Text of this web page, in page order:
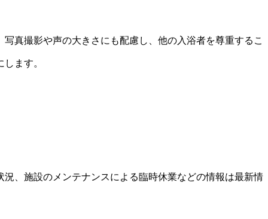
真撮影や声の大きさにも配慮し、他の入浴者を尊重するこ
ます。
、施設のメンテナンスによる臨時休業などの情報は最新情